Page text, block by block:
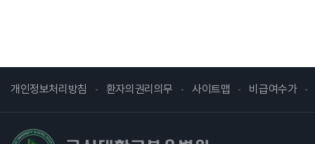
개인정보처리방침 환자의권리의무 사이트맵 비급여수가